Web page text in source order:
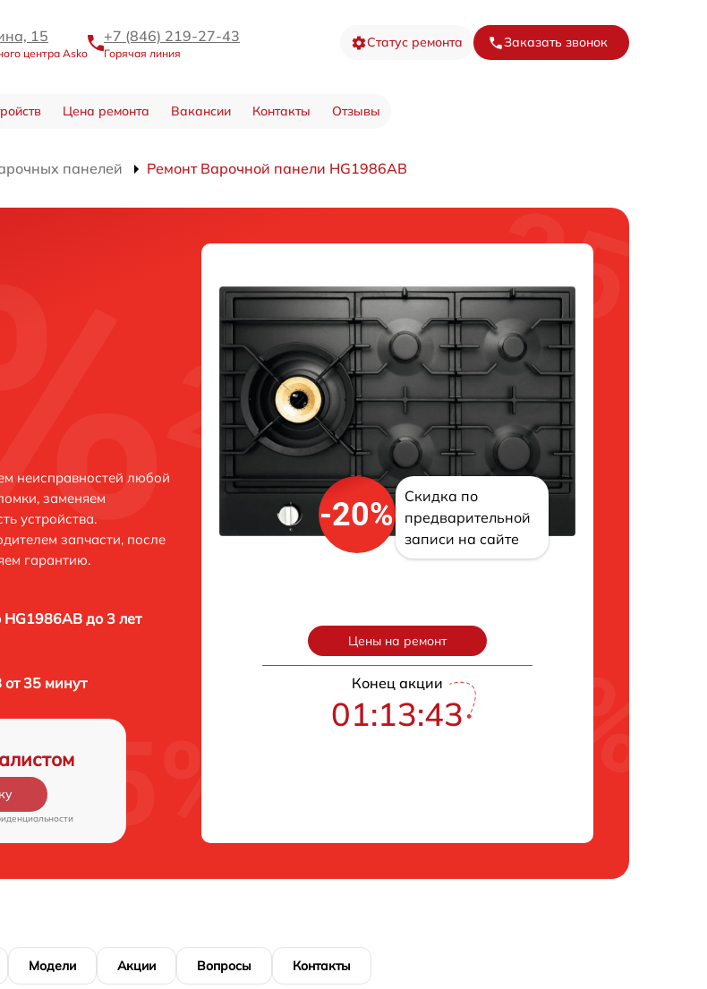
15
центра Asko
+7 (846) 219-27-43
Горячая линия
Статус ремонта Заказать звонок
Цена ремонта Вакансии Контакты Отзывы
панелей Ремонт Варочной панели HG1986AB
неисправностей любой
заменяем
устройства.
запчасти, после
гарантию.
до 3 лет
35 минут
-20%
Скидка по
предварительной
записи на сайте
Цены на ремонт
Конец акции
01:13:42
Модели Акции Вопросы Контакты